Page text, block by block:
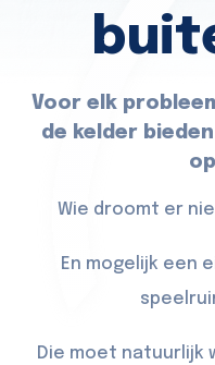
Voor elk
de kelder
Wie droomt er
En mogelijk een
Die moet natuurlijk